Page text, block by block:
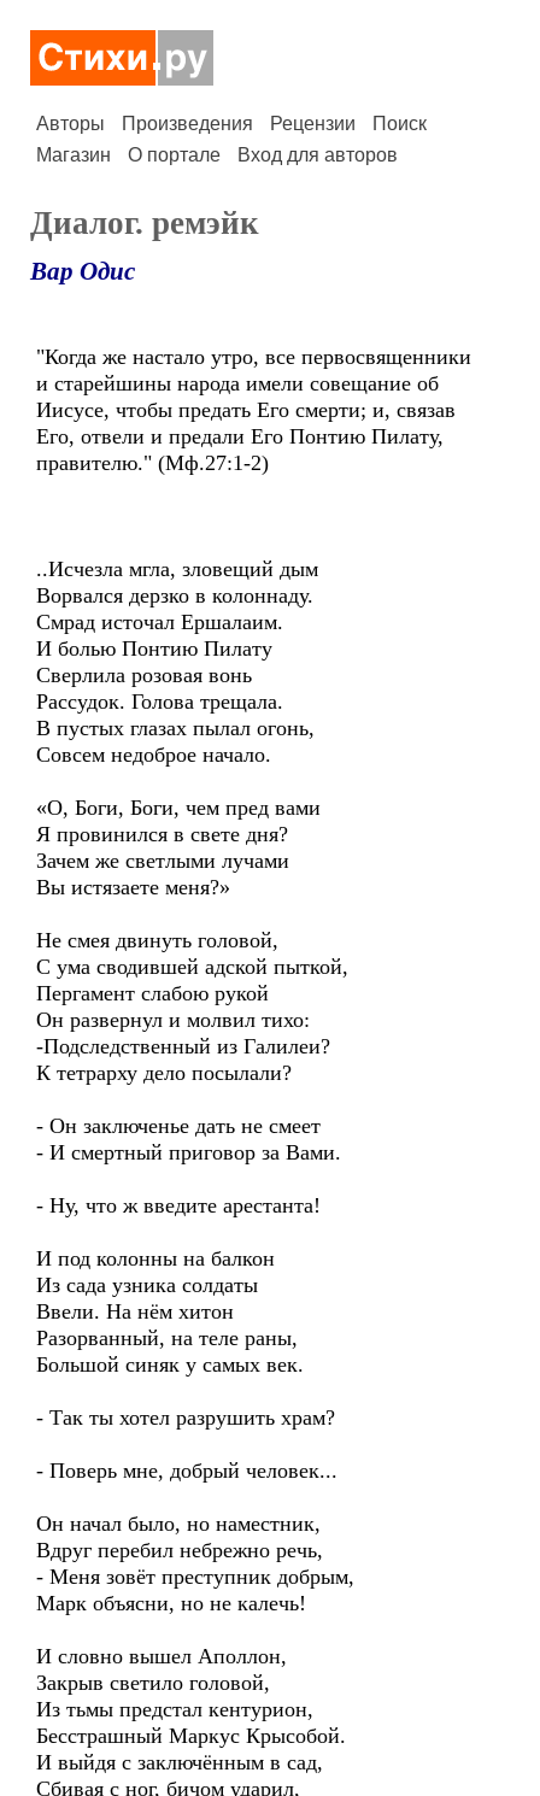
Авторы Произведения Рецензии
Поиск
Магазин
О портале Вход для авторов
Диалог. ремэйк
Вар Одис
"Когда же настало утро, все первосвященники
и старейшины народа имели совещание об
Иисусе, чтобы предать Его смерти; и, связав
Его, отвели и предали Его Понтию Пилату,
правителю." (Мф.27:1-2)
..Исчезла мгла, зловещий дым
Ворвался дерзко в колоннаду.
Смрад источал Ершалаим.
И болью Понтию Пилату
Сверлила розовая вонь
Рассудок. Голова трещала.
В пустых глазах пылал огонь,
Совсем недоброе начало.
«О, Боги, Боги, чем пред вами
Я провинился в свете дня?
Зачем же светлыми лучами
Вы истязаете меня?»
Не смея двинуть головой,
С ума сводившей адской пыткой,
Пергамент слабою рукой
Он развернул и молвил тихо:
-Подследственный из Галилеи?
К тетрарху дело посылали?
- Он заключенье дать не смеет
- И смертный приговор за Вами.
- Ну, что ж введите арестанта!
И под колонны на балкон
Из сада узника солдаты
Ввели. На нём хитон
Разорванный, на теле раны,
Большой синяк у самых век.
- Так ты хотел разрушить храм?
- Поверь мне, добрый человек...
Он начал было, но наместник,
Вдруг перебил небрежно речь,
- Меня зовёт преступник добрым,
Марк объясни, но не калечь!
И словно вышел Аполлон,
Закрыв светило головой,
Из тьмы предстал кентурион,
Бесстрашный Маркус Крысобой.
И выйдя с заключённым в сад,
Сбивая с ног, бичом ударил,